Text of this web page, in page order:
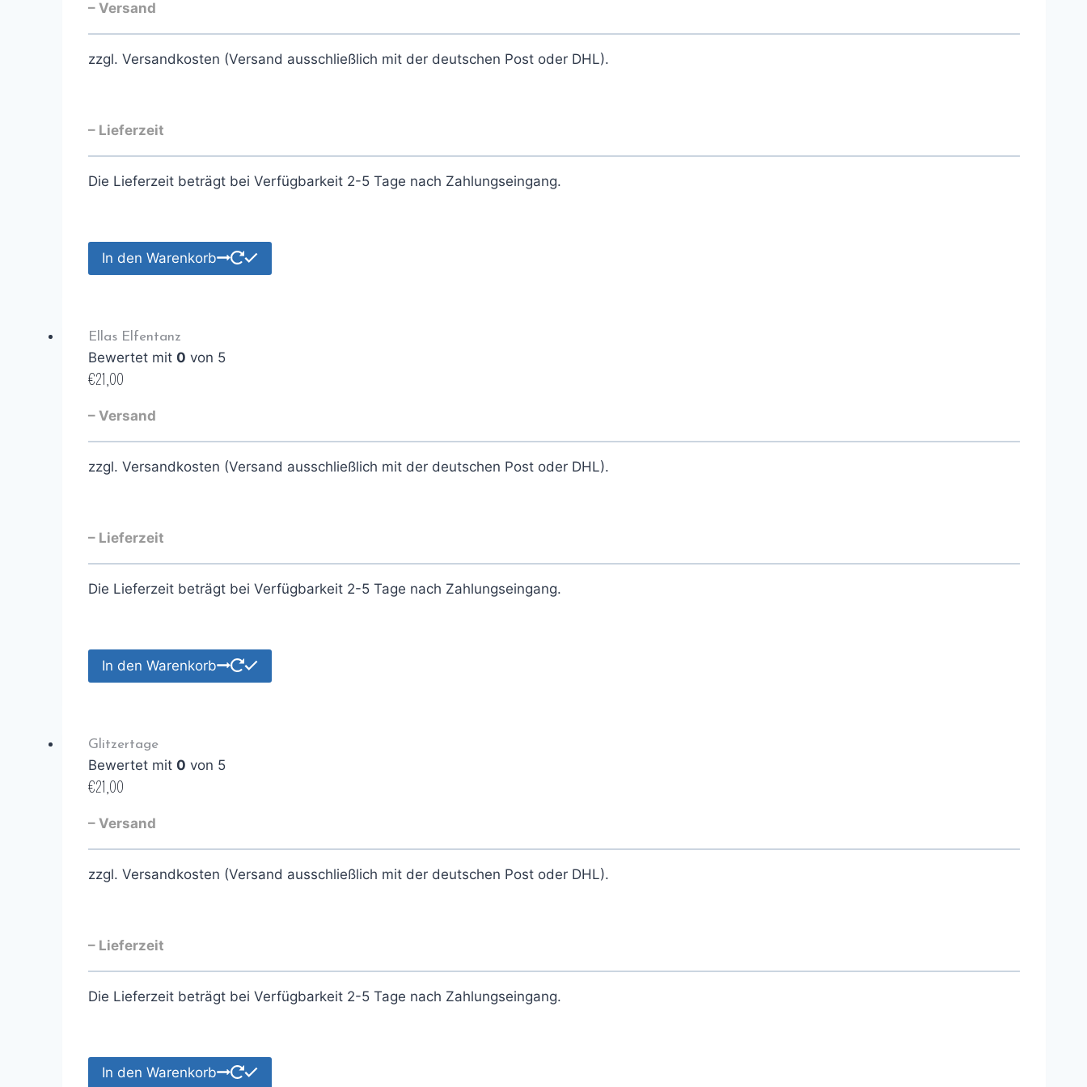
– Versand
zzgl. Versandkosten (Versand ausschließlich mit der deutschen Post oder DHL).
– Lieferzeit
Die Lieferzeit beträgt bei Verfügbarkeit 2-5 Tage nach Zahlungseingang.
In den Warenkorb
Ellas Elfentanz
Bewertet mit 0 von 5
€21,00
– Versand
zzgl. Versandkosten (Versand ausschließlich mit der deutschen Post oder DHL).
– Lieferzeit
Die Lieferzeit beträgt bei Verfügbarkeit 2-5 Tage nach Zahlungseingang.
In den Warenkorb
Glitzertage
Bewertet mit 0 von 5
€21,00
– Versand
zzgl. Versandkosten (Versand ausschließlich mit der deutschen Post oder DHL).
– Lieferzeit
Die Lieferzeit beträgt bei Verfügbarkeit 2-5 Tage nach Zahlungseingang.
In den Warenkorb